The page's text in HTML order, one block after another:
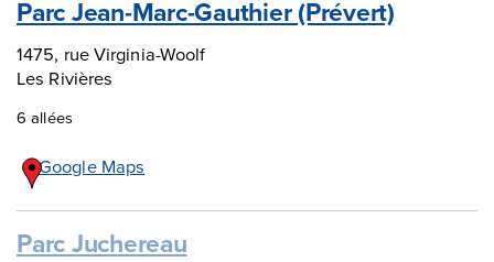
Parc Jean-Marc-Gauthier (Prévert)
1475, rue Virginia-Woolf
Les Rivières
6 allées
Google Maps
Parc Juchereau